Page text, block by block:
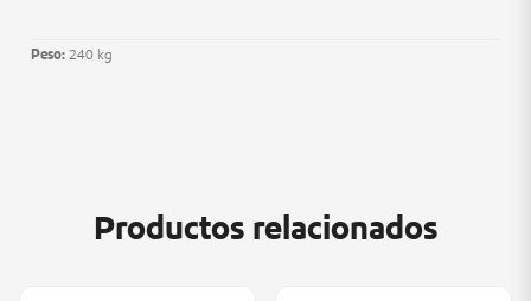
Peso: 240 kg
Productos relacionados